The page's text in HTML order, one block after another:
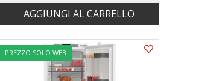
AGGIUNGI AL CARRELLO
PREZZO SOLO WEB